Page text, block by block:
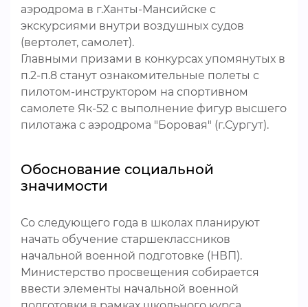
аэродрома в г.Ханты-Мансийске с
экскурсиями внутри воздушных судов
(вертолет, самолет).
Главными призами в конкурсах упомянутых в
п.2-п.8 станут ознакомительные полеты с
пилотом-инструктором на спортивном
самолете Як-52 с выполнение фигур высшего
пилотажа с аэродрома "Боровая" (г.Сургут).
Обоснование социальной
значимости
Со следующего года в школах планируют
начать обучение старшеклассников
начальной военной подготовке (НВП).
Министерство просвещения собирается
ввести элементы начальной военной